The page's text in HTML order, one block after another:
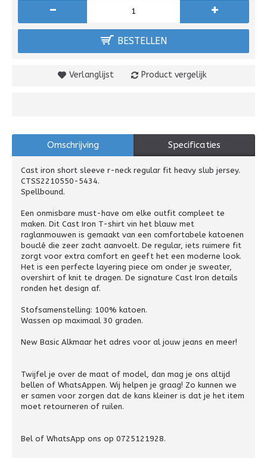
- +
BESTELLEN
Verlanglijst Product vergelijk
Omschrijving Specificaties
Cast iron short sleeve r-neck regular fit heavy slub jersey.
CTSS2210550-5434.
Spellbound.
Een onmisbare must-have om elke outfit compleet te
maken. Dit Cast Iron T-shirt vin het blauw met
raglanmouwen is gemaakt van een comfortabele katoenen
bouclé die zeer zacht aanvoelt. De regular, iets ruimere fit
zorgt voor extra comfort en geeft het een moderne look.
Het is een perfecte layering piece om onder je sweater,
overshirt of knit te dragen. De signature Cast Iron details
ronden het design af.
Stofsamenstelling: 100% katoen.
Wassen op maximaal 30 graden.
New Basic Alkmaar het adres voor al jouw jeans en meer!
Twijfel je over de maat of model, dan mag je ons altijd
bellen of WhatsAppen. Wij helpen je graag! Zo kunnen we
er samen voor zorgen dat de kans kleiner is dat je het item
moet retourneren of ruilen.
Bel of WhatsApp ons op 0725121928.